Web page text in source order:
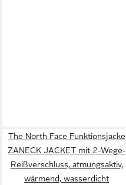
The North Face Funktionsjacke
ZANECK JACKET mit 2-Wege-
Reißverschluss, atmungsaktiv,
wärmend, wasserdicht